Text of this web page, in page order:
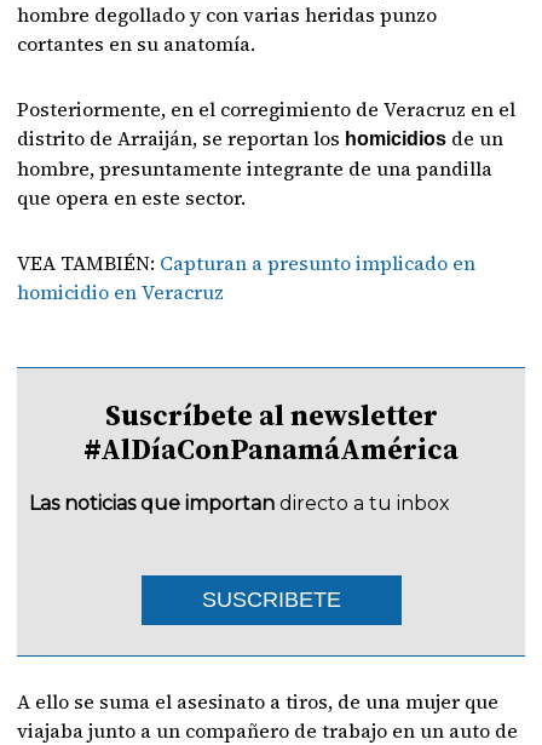
hombre degollado y con varias heridas punzo
cortantes en su anatomía.
Posteriormente, en el corregimiento de Veracruz en el
distrito de Arraiján, se reportan los homicidios de un
hombre, presuntamente integrante de una pandilla
que opera en este sector.
VEA TAMBIÉN: Capturan a presunto implicado en
homicidio en Veracruz
Suscríbete al newsletter
#AlDíaConPanamáAmérica
Las noticias que importan directo a tu inbox
SUSCRIBETE
A ello se suma el asesinato a tiros, de una mujer que
viajaba junto a un compañero de trabajo en un auto de